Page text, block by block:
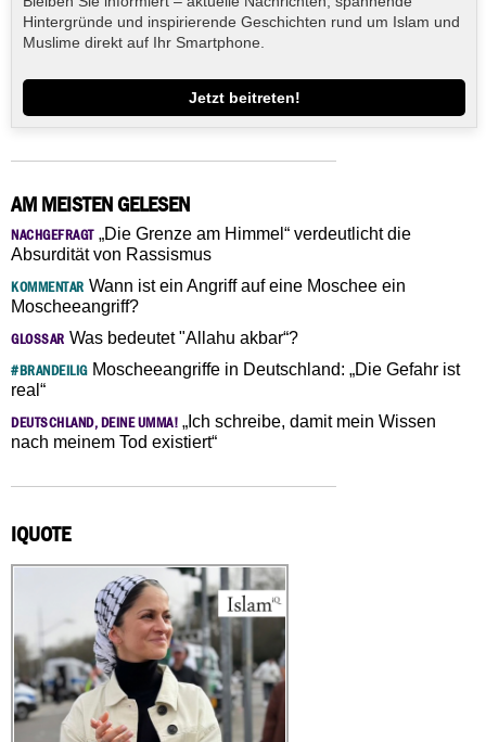
Hintergründe und inspirierende Geschichten rund um Islam und
Muslime direkt auf Ihr Smartphone.
Jetzt beitreten!
AM MEISTEN GELESEN
NACHGEFRAGT„Die Grenze am Himmel“ verdeutlicht die
Absurdität von Rassismus
KOMMENTAR Wann ist ein Angriff auf eine Moschee ein
Moscheeangriff?
GLOSSAR Was bedeutet "Allahu akbar“?
#BRANDEILIGMoscheeangriffe in Deutschland: „Die Gefahr ist
real“
DEUTSCHLAND, DEINE UMMA! „Ich schreibe, damit mein Wissen
nach meinem Tod existiert“
IQUOTE